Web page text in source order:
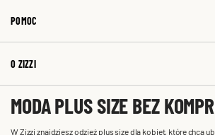
POMOC
O ZIZZI
MODA PLUS SIZE BEZ
W Zizzi znajdziesz odzież plus size dla kobiet, które chcą